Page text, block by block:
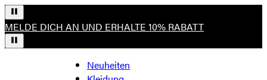
MELDE DICH AN UND ERHALTE 10% RABATT
Neuheiten